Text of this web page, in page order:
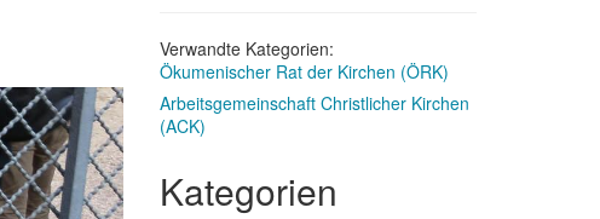
Verwandte Kategorien:
Ökumenischer Rat der Kirchen (ÖRK)
Arbeitsgemeinschaft Christlicher Kirchen
(ACK)
Kategorien